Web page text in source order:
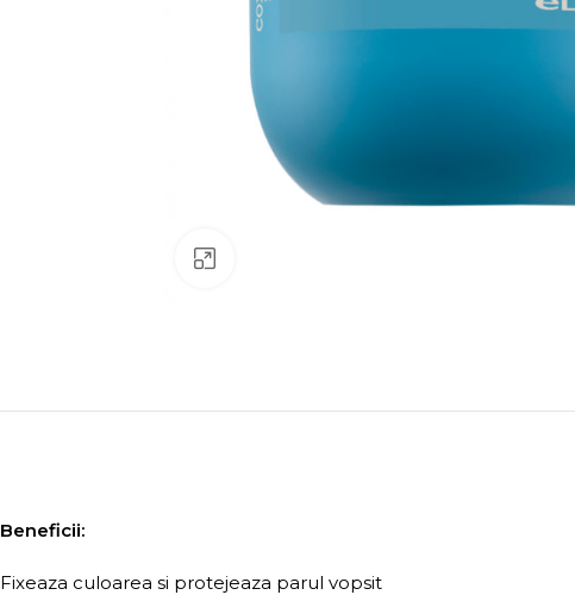
Beneficii:
Fixeaza culoarea si protejeaza parul vopsit